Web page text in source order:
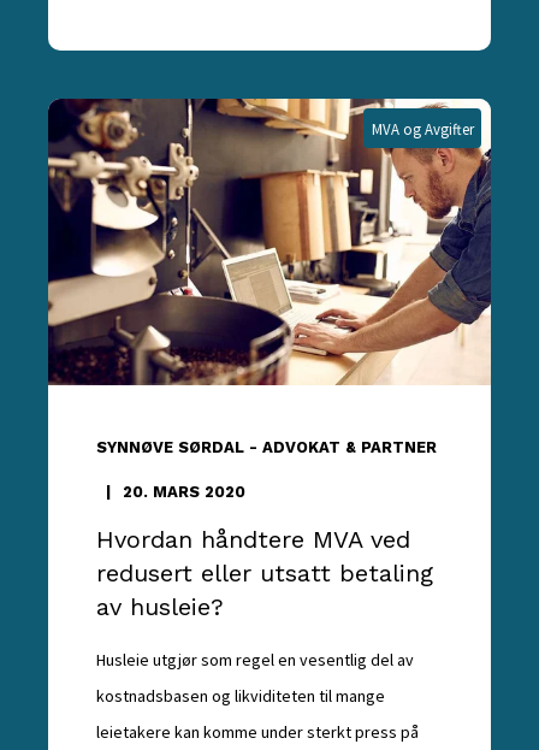
MVA og Avgifter
SYNNØVE SØRDAL - ADVOKAT & PARTNER
20. MARS 2020
Hvordan håndtere MVA ved
redusert eller utsatt betaling
av husleie?
Husleie utgjør som regel en vesentlig del av
kostnadsbasen og likviditeten til mange
leietakere kan komme under sterkt press på